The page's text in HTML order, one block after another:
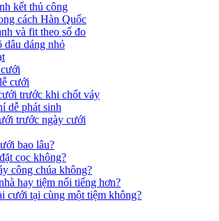
kết thủ công
cách Hàn Quốc
và fit theo số đo
dâu dáng nhỏ
cưới
trước khi chốt váy
dễ phát sinh
trước ngày cưới
bao lâu?
cọc không?
công chúa không?
hay tiệm nổi tiếng hơn?
cưới tại cùng một tiệm không?